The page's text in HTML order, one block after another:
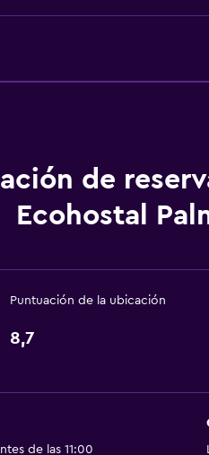
de
Ecohostal
Puntuación de la ubicación
8,7
de las 11:00